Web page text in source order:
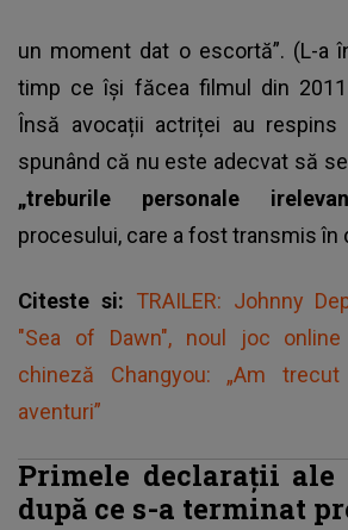
un moment dat o escortă”. (L-a
timp ce își făcea filmul din 2011
Însă avocații actriței au respins
spunând că nu este adecvat să
„treburile personale
procesului, care a fost transmis în
Citeste si: TRAILER: Johnny
"Sea of Dawn", noul joc
chineză Changyou: „Am
aventuri”
Primele declarații
după ce s-a terminat